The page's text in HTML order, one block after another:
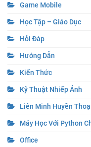
Game Mobile
Học Tập – Giáo Dục
Hỏi Đáp
Hướng Dẫn
Kiến Thức
Kỹ Thuật Nhiếp Ảnh
Liên Minh Huyền
Máy Học Với Python
Office